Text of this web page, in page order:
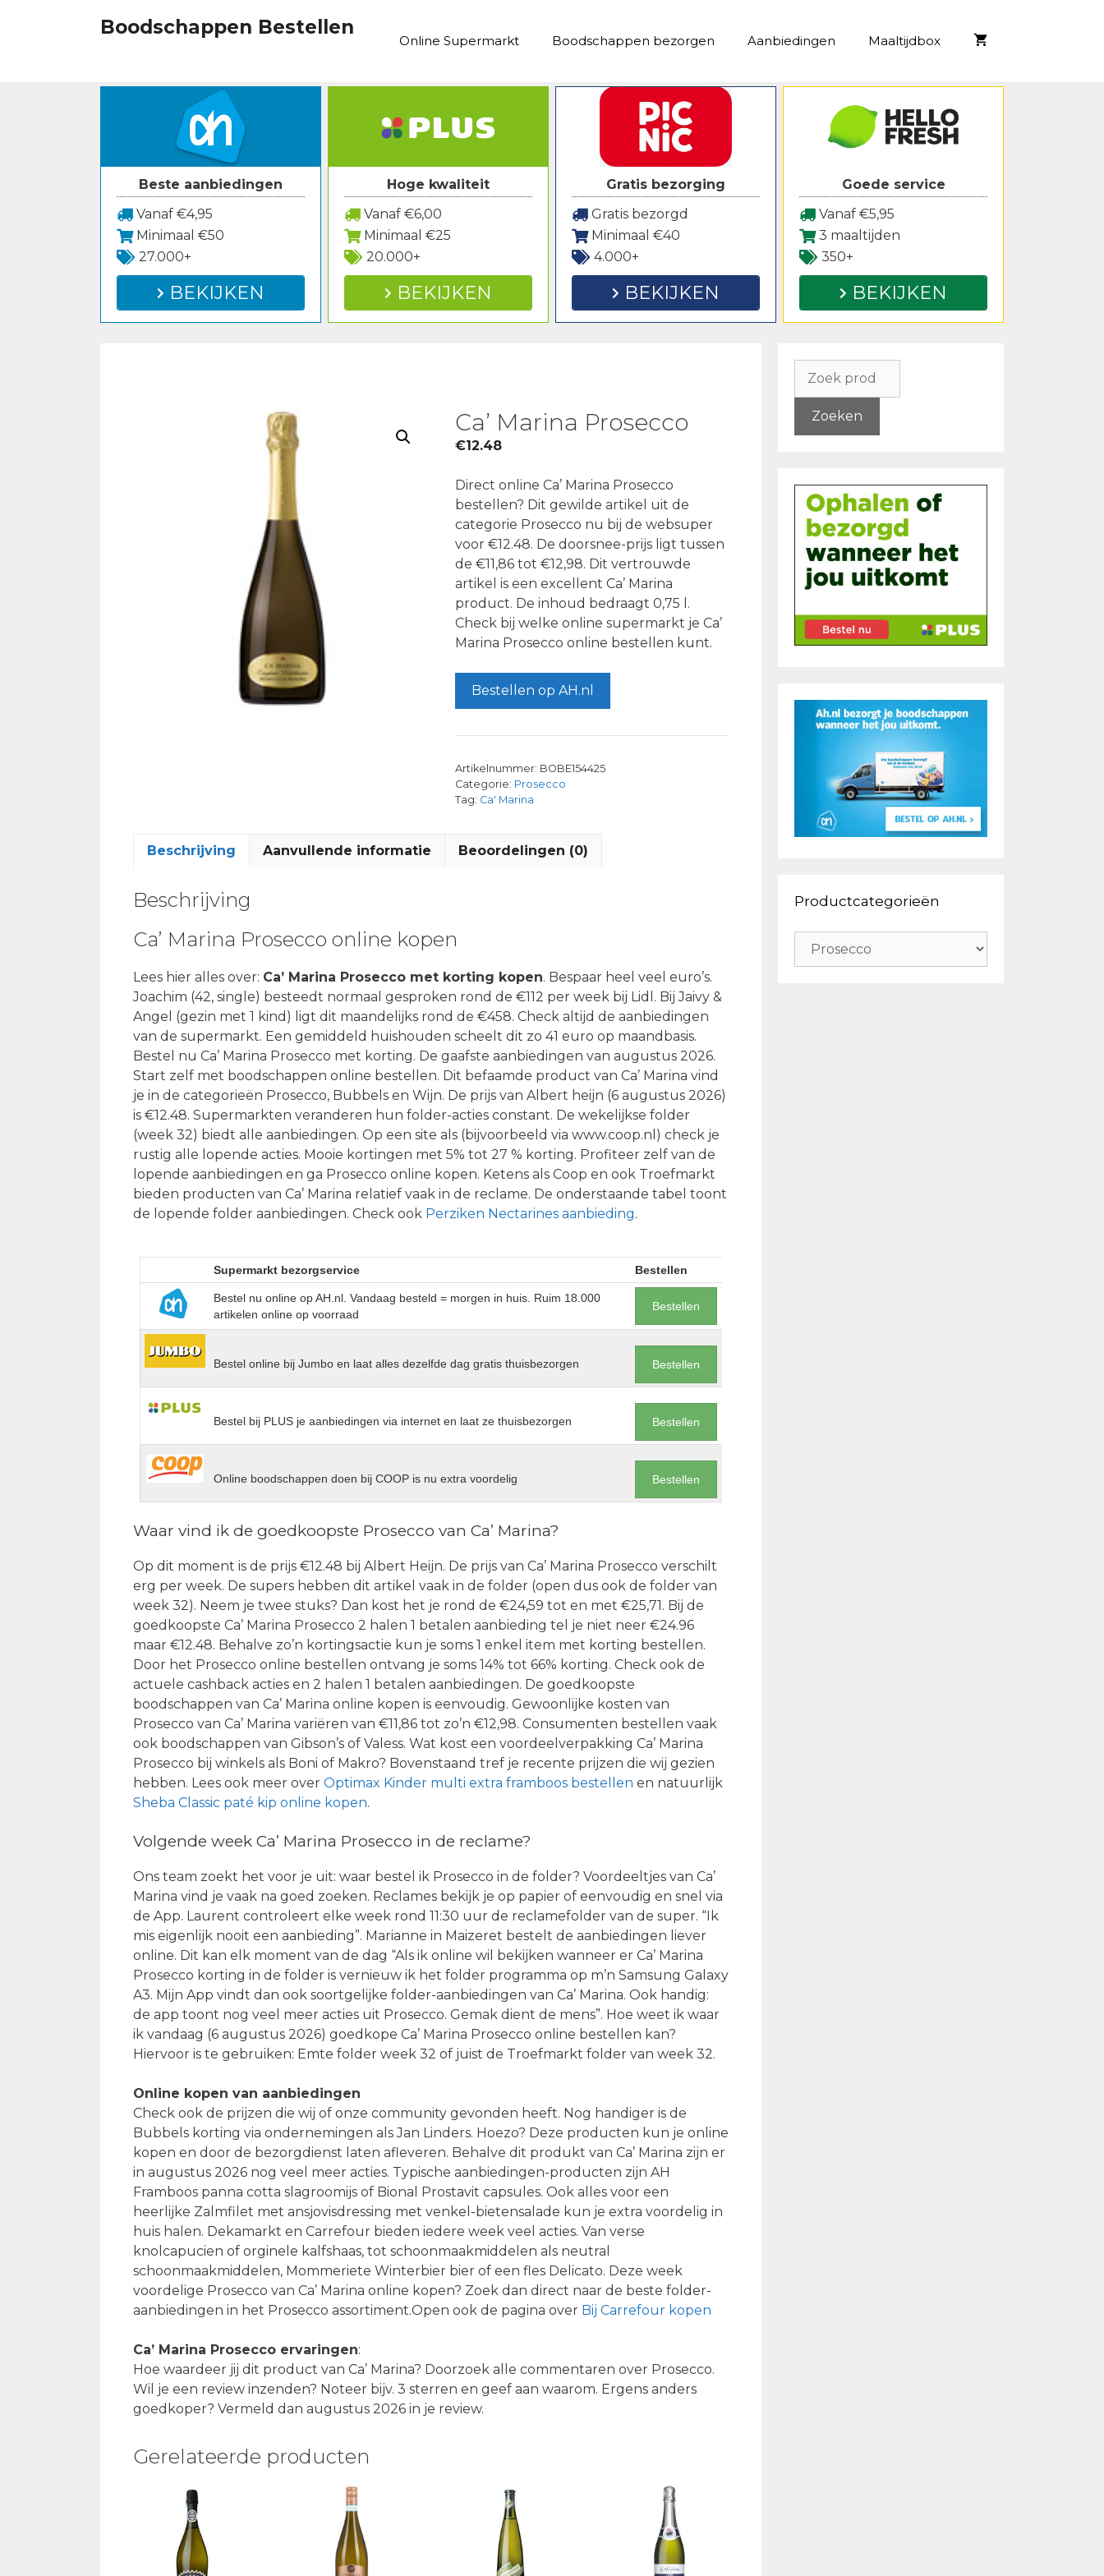
Boodschappen Bestellen
Online Supermarkt Boodschappen bezorgen Aanbiedingen Maaltijdbox
Beste aanbiedingen
Vanaf €4,95
Minimaal €50
27.000+
BEKIJKEN
Hoge kwaliteit
Vanaf €6,00
Minimaal €25
20.000+
BEKIJKEN
Gratis bezorging
Gratis bezorgd
Minimaal €40
4.000+
BEKIJKEN
Goede service
Vanaf €5,95
3 maaltijden
350+
BEKIJKEN
Ca’ Marina Prosecco
€12.48
Direct online Ca’ Marina Prosecco
bestellen? Dit gewilde artikel uit de
categorie Prosecco nu bij de websuper
voor €12.48. De doorsnee-prijs ligt tussen
de €11,86 tot €12,98. Dit vertrouwde
artikel is een excellent Ca’ Marina
product. De inhoud bedraagt 0,75 l.
Check bij welke online supermarkt je Ca’
Marina Prosecco online bestellen kunt.
Bestellen op AH.nl
Artikelnummer: BOBE154425
Categorie: Prosecco
Tag: Ca' Marina
Beschrijving Aanvullende informatie Beoordelingen (0)
Beschrijving
Ca’ Marina Prosecco online kopen
Lees hier alles over: Ca’ Marina Prosecco met korting kopen. Bespaar heel veel euro’s.
Joachim (42, single) besteedt normaal gesproken rond de €112 per week bij Lidl. Bij Jaivy &
Angel (gezin met 1 kind) ligt dit maandelijks rond de €458. Check altijd de aanbiedingen
van de supermarkt. Een gemiddeld huishouden scheelt dit zo 41 euro op maandbasis.
Bestel nu Ca’ Marina Prosecco met korting. De gaafste aanbiedingen van augustus 2026.
Start zelf met boodschappen online bestellen. Dit befaamde product van Ca’ Marina vind
je in de categorieën Prosecco, Bubbels en Wijn. De prijs van Albert heijn (6 augustus 2026)
is €12.48. Supermarkten veranderen hun folder-acties constant. De wekelijkse folder
(week 32) biedt alle aanbiedingen. Op een site als (bijvoorbeeld via www.coop.nl) check je
rustig alle lopende acties. Mooie kortingen met 5% tot 27 % korting. Profiteer zelf van de
lopende aanbiedingen en ga Prosecco online kopen. Ketens als Coop en ook Troefmarkt
bieden producten van Ca’ Marina relatief vaak in de reclame. De onderstaande tabel toont
de lopende folder aanbiedingen. Check ook Perziken Nectarines aanbieding.
Supermarkt bezorgservice Bestellen
Bestel nu online op AH.nl. Vandaag besteld = morgen in huis. Ruim 18.000
artikelen online op voorraad
Bestellen
Bestel online bij Jumbo en laat alles dezelfde dag gratis thuisbezorgen Bestellen
Bestel bij PLUS je aanbiedingen via internet en laat ze thuisbezorgen Bestellen
Online boodschappen doen bij COOP is nu extra voordelig Bestellen
Waar vind ik de goedkoopste Prosecco van Ca’ Marina?
Op dit moment is de prijs €12.48 bij Albert Heijn. De prijs van Ca’ Marina Prosecco verschilt
erg per week. De supers hebben dit artikel vaak in de folder (open dus ook de folder van
week 32). Neem je twee stuks? Dan kost het je rond de €24,59 tot en met €25,71. Bij de
goedkoopste Ca’ Marina Prosecco 2 halen 1 betalen aanbieding tel je niet neer €24.96
maar €12.48. Behalve zo’n kortingsactie kun je soms 1 enkel item met korting bestellen.
Door het Prosecco online bestellen ontvang je soms 14% tot 66% korting. Check ook de
actuele cashback acties en 2 halen 1 betalen aanbiedingen. De goedkoopste
boodschappen van Ca’ Marina online kopen is eenvoudig. Gewoonlijke kosten van
Prosecco van Ca’ Marina variëren van €11,86 tot zo’n €12,98. Consumenten bestellen vaak
ook boodschappen van Gibson’s of Valess. Wat kost een voordeelverpakking Ca’ Marina
Prosecco bij winkels als Boni of Makro? Bovenstaand tref je recente prijzen die wij gezien
hebben. Lees ook meer over Optimax Kinder multi extra framboos bestellen en natuurlijk
Sheba Classic paté kip online kopen.
Volgende week Ca’ Marina Prosecco in de reclame?
Ons team zoekt het voor je uit: waar bestel ik Prosecco in de folder? Voordeeltjes van Ca’
Marina vind je vaak na goed zoeken. Reclames bekijk je op papier of eenvoudig en snel via
de App. Laurent controleert elke week rond 11:30 uur de reclamefolder van de super. “Ik
mis eigenlijk nooit een aanbieding”. Marianne in Maizeret bestelt de aanbiedingen liever
online. Dit kan elk moment van de dag “Als ik online wil bekijken wanneer er Ca’ Marina
Prosecco korting in de folder is vernieuw ik het folder programma op m’n Samsung Galaxy
A3. Mijn App vindt dan ook soortgelijke folder-aanbiedingen van Ca’ Marina. Ook handig:
de app toont nog veel meer acties uit Prosecco. Gemak dient de mens”. Hoe weet ik waar
ik vandaag (6 augustus 2026) goedkope Ca’ Marina Prosecco online bestellen kan?
Hiervoor is te gebruiken: Emte folder week 32 of juist de Troefmarkt folder van week 32.
Online kopen van aanbiedingen
Check ook de prijzen die wij of onze community gevonden heeft. Nog handiger is de
Bubbels korting via ondernemingen als Jan Linders. Hoezo? Deze producten kun je online
kopen en door de bezorgdienst laten afleveren. Behalve dit produkt van Ca’ Marina zijn er
in augustus 2026 nog veel meer acties. Typische aanbiedingen-producten zijn AH
Framboos panna cotta slagroomijs of Bional Prostavit capsules. Ook alles voor een
heerlijke Zalmfilet met ansjovisdressing met venkel-bietensalade kun je extra voordelig in
huis halen. Dekamarkt en Carrefour bieden iedere week veel acties. Van verse
knolcapucien of orginele kalfshaas, tot schoonmaakmiddelen als neutral
schoonmaakmiddelen, Mommeriete Winterbier bier of een fles Delicato. Deze week
voordelige Prosecco van Ca’ Marina online kopen? Zoek dan direct naar de beste folder-
aanbiedingen in het Prosecco assortiment.Open ook de pagina over Bij Carrefour kopen
Ca’ Marina Prosecco ervaringen:
Hoe waardeer jij dit product van Ca’ Marina? Doorzoek alle commentaren over Prosecco.
Wil je een review inzenden? Noteer bijv. 3 sterren en geef aan waarom. Ergens anders
goedkoper? Vermeld dan augustus 2026 in je review.
Gerelateerde producten
naar:
Zoeken
Productcategorieën